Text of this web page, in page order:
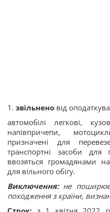
1. звільнено від
автомобілі легкові,
напівпричепи,
призначені для
транспортні засоби для
ввозяться громадянами
для вільного обігу.
Виключення:не
походження з країни,